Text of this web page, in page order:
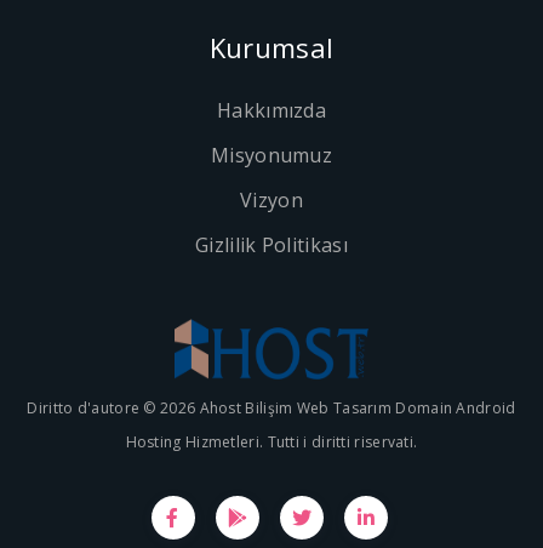
Kurumsal
Hakkımızda
Misyonumuz
Vizyon
Gizlilik Politikası
Diritto d'autore © 2026 Ahost Bilişim Web Tasarım Domain Android
Hosting Hizmetleri. Tutti i diritti riservati.